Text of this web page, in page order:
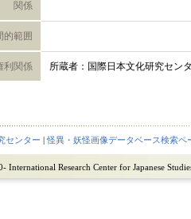
関係
的範囲
利関係 所蔵者：国際日本文化研究セン
センター |怪異・妖怪画像データベース検索ペ
International Research Center for Japanese